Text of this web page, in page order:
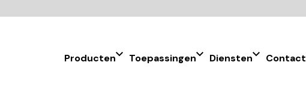
Producten Toepassingen Diensten Contact